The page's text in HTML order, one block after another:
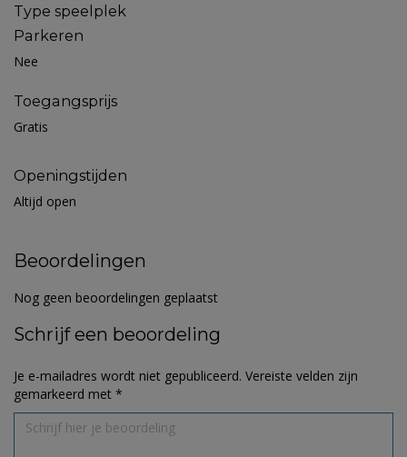
Type speelplek
Parkeren
Nee
Toegangsprijs
Gratis
Openingstijden
Altijd open
Beoordelingen
Nog geen beoordelingen geplaatst
Schrijf een beoordeling
Je e-mailadres wordt niet gepubliceerd. Vereiste velden zijn
gemarkeerd met *